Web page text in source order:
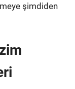
şimdiden